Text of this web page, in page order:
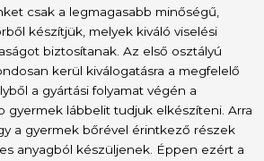
csak a legmagasabb minőségű,
készítjük, melyek kiváló viselési
biztosítanak. Az első osztályú
kerül kiválogatásra a megfelelő
a gyártási folyamat végén a
gyermek lábbelit tudjuk elkészíteni. Arra
a gyermek bőrével érintkező részek
anyagból készüljenek. Éppen ezért a